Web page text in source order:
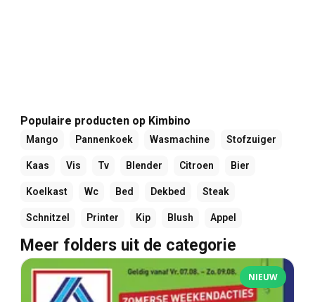
Populaire producten op Kimbino
Mango Pannenkoek Wasmachine Stofzuiger
Kaas Vis Tv Blender Citroen Bier
Koelkast Wc Bed Dekbed Steak
Schnitzel Printer Kip Blush Appel
Meer folders uit de categorie
NIEUW